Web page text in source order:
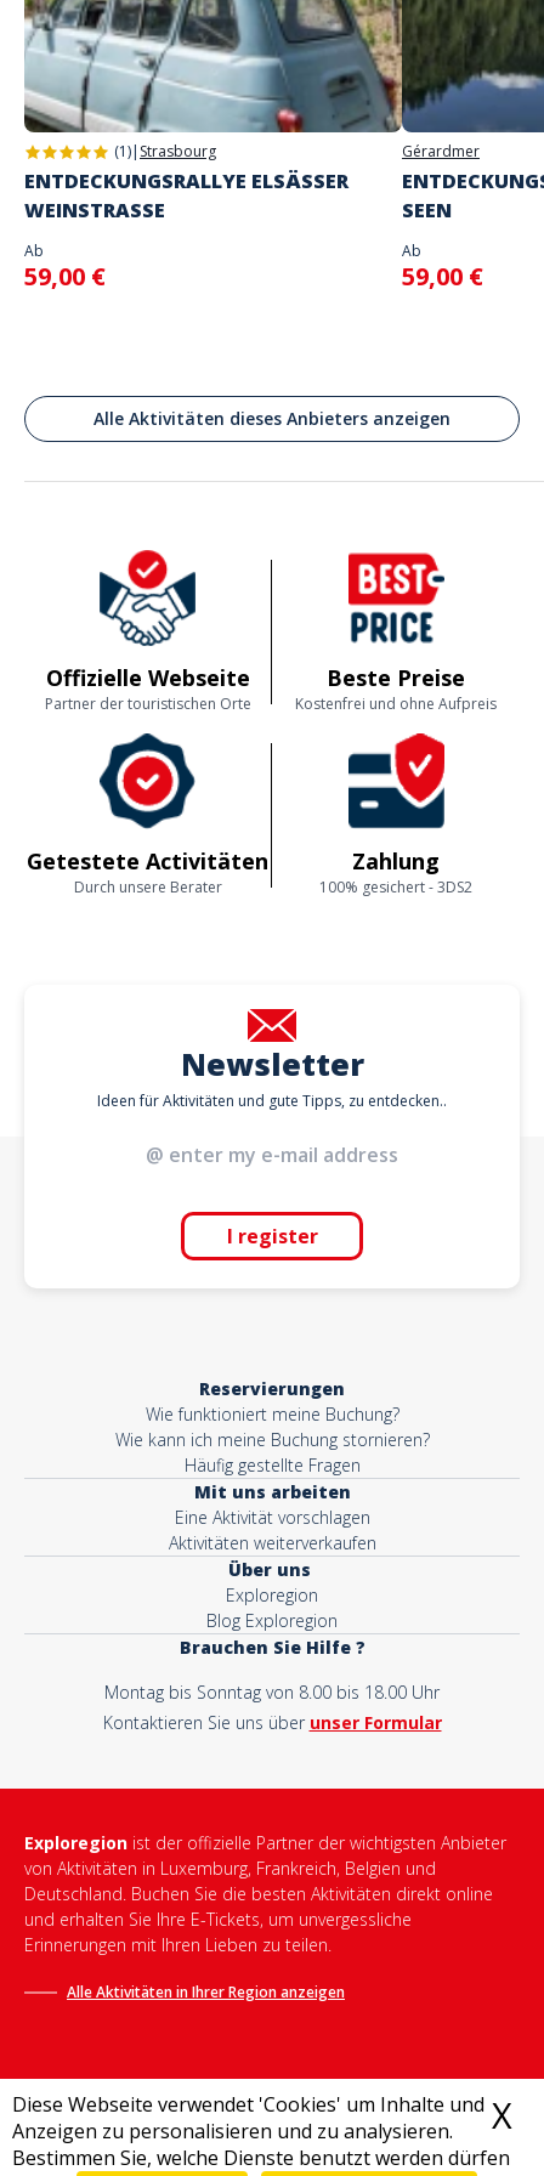
Diese Webseite verwendet 'Cookies' um Inhalte und
Anzeigen zu personalisieren und zu analysieren.
Bestimmen Sie, welche Dienste benutzt werden dürfen
X
Adresse
Office de Tourisme des Carroz, Place de l'Ambiance, Arâches-la-Frasse,
(1)| Strasbourg
ENTDECKUNGSRALLYE ELSÄSSER
WEINSTRASSE
Ab
59,00 €
Gérardmer
SEEN
Ab
59,00 €
Alle Aktivitäten dieses Anbieters anzeigen
Offizielle Webseite
Partner der touristischen Orte
Beste Preise
Kostenfrei und ohne Aufpreis
Getestete Activitäten
Durch unsere Berater
Zahlung
100% gesichert - 3DS2
Newsletter
Ideen für Aktivitäten und gute Tipps, zu entdecken..
I register
Reservierungen
Wie funktioniert meine Buchung?
Wie kann ich meine Buchung stornieren?
Häufig gestellte Fragen
Mit uns arbeiten
Eine Aktivität vorschlagen
Aktivitäten weiterverkaufen
Über uns
Exploregion
Blog Exploregion
Brauchen Sie Hilfe ?
Montag bis Sonntag von 8.00 bis 18.00 Uhr
Kontaktieren Sie uns über unser Formular
Exploregion ist der offizielle Partner der wichtigsten Anbieter
von Aktivitäten in Luxemburg, Frankreich, Belgien und
Deutschland. Buchen Sie die besten Aktivitäten direkt online
und erhalten Sie Ihre E-Tickets, um unvergessliche
Erinnerungen mit Ihren Lieben zu teilen.
Alle Aktivitäten in Ihrer Region anzeigen
Allgemeine Geschäftsbedingungen-Datenschutzrichtlinie-